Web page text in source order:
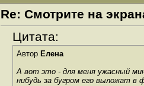
Re: Смотрите на
Цитата:
Автор Елена
А вот это - для меня ужасный
нибудь за бугром его выложат в